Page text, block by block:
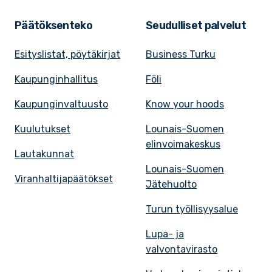
Päätöksenteko
Esityslistat, pöytäkirjat
Kaupunginhallitus
Kaupunginvaltuusto
Kuulutukset
Lautakunnat
Viranhaltijapäätökset
Seudulliset palvelut
Business Turku
Föli
Know your hoods
Lounais-Suomen
elinvoimakeskus
Lounais-Suomen
Jätehuolto
Turun työllisyysalue
Lupa- ja
valvontavirasto